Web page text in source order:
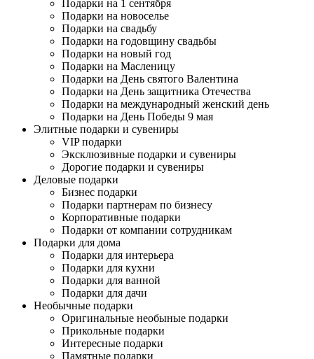
Подарки на 1 сентября
Подарки на новоселье
Подарки на свадьбу
Подарки на годовщину свадьбы
Подарки на новый год
Подарки на Масленицу
Подарки на День святого Валентина
Подарки на День защитника Отечества
Подарки на международный женский день
Подарки на День Победы 9 мая
Элитные подарки и сувениры
VIP подарки
Эксклюзивные подарки и сувениры
Дорогие подарки и сувениры
Деловые подарки
Бизнес подарки
Подарки партнерам по бизнесу
Корпоративные подарки
Подарки от компании сотрудникам
Подарки для дома
Подарки для интерьера
Подарки для кухни
Подарки для ванной
Подарки для дачи
Необычные подарки
Оригинальные необыные подарки
Прикольные подарки
Интересные подарки
Памятные подарки